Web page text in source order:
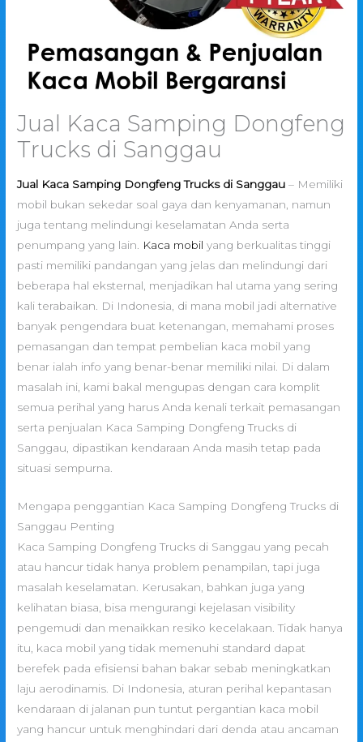
Jual Kaca Samping Dongfeng
Trucks di Sanggau
Jual Kaca Samping Dongfeng Trucks di Sanggau – Memiliki
mobil bukan sekedar soal gaya dan kenyamanan, namun
juga tentang melindungi keselamatan Anda serta
penumpang yang lain.
Kaca mobil yang berkualitas tinggi
pasti memiliki pandangan yang jelas dan melindungi dari
beberapa hal eksternal, menjadikan hal utama yang sering
kali terabaikan. Di Indonesia, di mana mobil jadi alternative
banyak pengendara buat ketenangan, memahami proses
pemasangan dan tempat pembelian kaca mobil yang
benar ialah info yang benar-benar memiliki nilai. Di dalam
masalah ini, kami bakal mengupas dengan cara komplit
semua perihal yang harus Anda kenali terkait pemasangan
serta penjualan Kaca Samping Dongfeng Trucks di
Sanggau, dipastikan kendaraan Anda masih tetap pada
situasi sempurna.
Mengapa penggantian Kaca Samping Dongfeng Trucks di
Sanggau Penting
Kaca Samping Dongfeng Trucks di Sanggau yang pecah
atau hancur tidak hanya problem penampilan, tapi juga
masalah keselamatan. Kerusakan, bahkan juga yang
kelihatan biasa, bisa mengurangi kejelasan visibility
pengemudi dan menaikkan resiko kecelakaan. Tidak hanya
itu, kaca mobil yang tidak memenuhi standard dapat
berefek pada efisiensi bahan bakar sebab meningkatkan
laju aerodinamis. Di Indonesia, aturan perihal kepantasan
kendaraan di jalanan pun tuntut pergantian kaca mobil
yang hancur untuk menghindari dari denda atau ancaman